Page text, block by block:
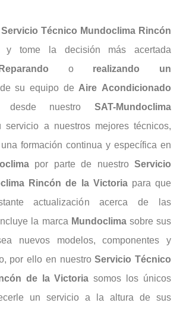
Servicio Técnico Mundoclima Rincón
tome la decisión más acertada
Reparando o realizando un
de su equipo de Aire Acondicionado
desde nuestro SAT-Mundoclima
servicio a nuestros mejores técnicos,
formación continua y específica en
por parte de nuestroServicio
Rincón de la Victoriapara que
actualización acerca de las
la marca Mundoclimasobre sus
nuevos modelos, componentes y
por ello en nuestroServicio Técnico
de la Victoria somos los únicos
un servicio a la altura de sus